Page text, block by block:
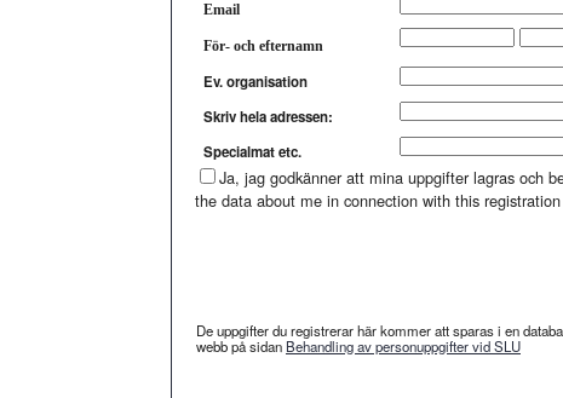
Email
För- och efternamn
Ev. organisation
Skriv hela adressen:
Specialmat etc.
Ja, jag godkänner att mina uppgifter lagras och
the data about me in connection with this
De uppgifter du registrerar här kommer att sparas i en
webb på sidan Behandling av personuppgifter vid SLU